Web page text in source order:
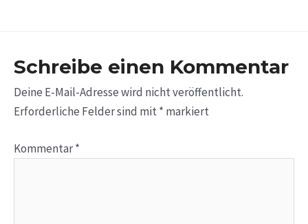
Schreibe einen Kommentar
Deine E-Mail-Adresse wird nicht veröffentlicht.
Erforderliche Felder sind mit* markiert
Kommentar*